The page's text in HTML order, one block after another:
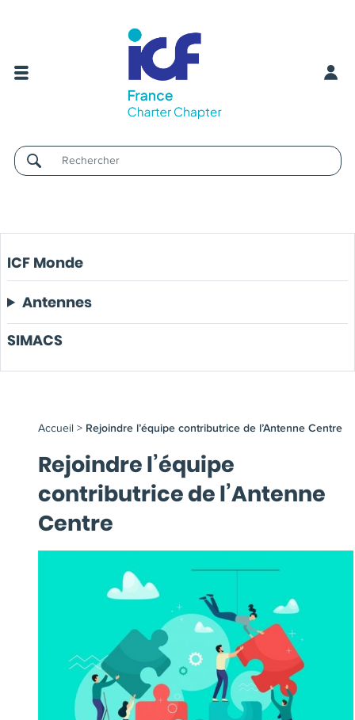
Username
ICF Monde
Antennes
SIMACS
Accueil > Rejoindre l’équipe contributrice de l’Antenne Centre
Rejoindre l’équipe
contributrice de l’Antenne
Centre